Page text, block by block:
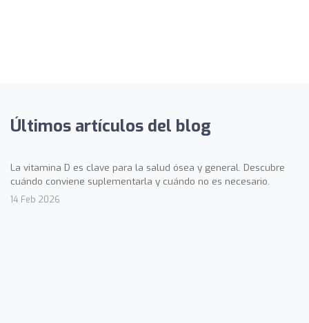
Últimos artículos del blog
La vitamina D es clave para la salud ósea y general. Descubre
cuándo conviene suplementarla y cuándo no es necesario.
14 Feb 2026